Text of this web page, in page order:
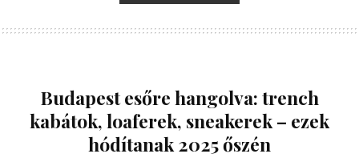
Budapest esőre hangolva: trench
kabátok, loaferek, sneakerek – ezek
hódítanak 2025 őszén